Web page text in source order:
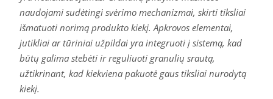
naudojami sudėtingi svėrimo mechanizmai, skirti tiksliai
išmatuoti norimą produkto kiekį. Apkrovos elementai,
jutikliai ar tūriniai užpildai yra integruoti į sistemą, kad
būtų galima stebėti ir reguliuoti granulių srautą,
užtikrinant, kad kiekviena pakuotė gaus tiksliai nurodytą
kiekį.